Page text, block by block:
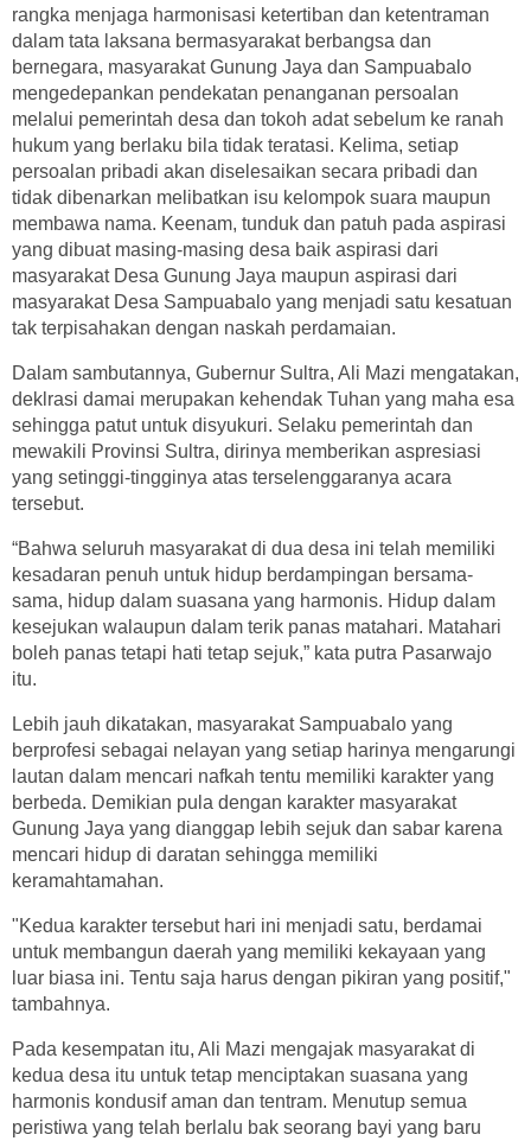
rangka menjaga harmonisasi ketertiban dan ketentraman
dalam tata laksana bermasyarakat berbangsa dan
bernegara, masyarakat Gunung Jaya dan Sampuabalo
mengedepankan pendekatan penanganan persoalan
melalui pemerintah desa dan tokoh adat sebelum ke ranah
hukum yang berlaku bila tidak teratasi. Kelima, setiap
persoalan pribadi akan diselesaikan secara pribadi dan
tidak dibenarkan melibatkan isu kelompok suara maupun
membawa nama. Keenam, tunduk dan patuh pada aspirasi
yang dibuat masing-masing desa baik aspirasi dari
masyarakat Desa Gunung Jaya maupun aspirasi dari
masyarakat Desa Sampuabalo yang menjadi satu kesatuan
tak terpisahakan dengan naskah perdamaian.
Dalam sambutannya, Gubernur Sultra, Ali Mazi mengatakan,
deklrasi damai merupakan kehendak Tuhan yang maha esa
sehingga patut untuk disyukuri. Selaku pemerintah dan
mewakili Provinsi Sultra, dirinya memberikan aspresiasi
yang setinggi-tingginya atas terselenggaranya acara
tersebut.
“Bahwa seluruh masyarakat di dua desa ini telah memiliki
kesadaran penuh untuk hidup berdampingan bersama-
sama, hidup dalam suasana yang harmonis. Hidup dalam
kesejukan walaupun dalam terik panas matahari. Matahari
boleh panas tetapi hati tetap sejuk,” kata putra Pasarwajo
itu.
Lebih jauh dikatakan, masyarakat Sampuabalo yang
berprofesi sebagai nelayan yang setiap harinya mengarungi
lautan dalam mencari nafkah tentu memiliki karakter yang
berbeda. Demikian pula dengan karakter masyarakat
Gunung Jaya yang dianggap lebih sejuk dan sabar karena
mencari hidup di daratan sehingga memiliki
keramahtamahan.
"Kedua karakter tersebut hari ini menjadi satu, berdamai
untuk membangun daerah yang memiliki kekayaan yang
luar biasa ini. Tentu saja harus dengan pikiran yang positif,"
tambahnya.
Pada kesempatan itu, Ali Mazi mengajak masyarakat di
kedua desa itu untuk tetap menciptakan suasana yang
harmonis kondusif aman dan tentram. Menutup semua
peristiwa yang telah berlalu bak seorang bayi yang baru